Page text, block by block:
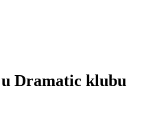
Dramatic klubu